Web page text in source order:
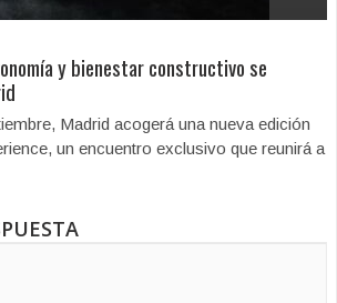
y bienestar constructivo se
Madrid acogerá una nueva edición
un encuentro exclusivo que reunirá a